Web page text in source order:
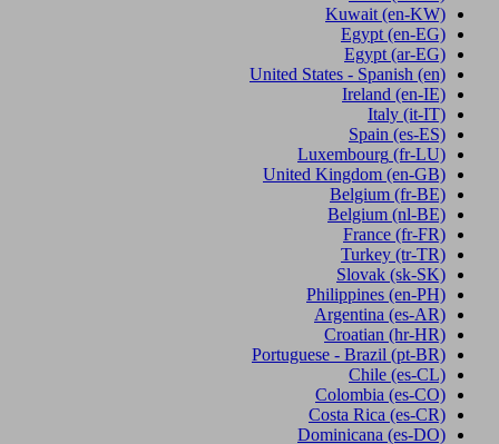
Kuwait (en-KW)
Egypt (en-EG)
Egypt (ar-EG)
United States - Spanish (en)
Ireland (en-IE)
Italy (it-IT)
Spain (es-ES)
Luxembourg (fr-LU)
United Kingdom (en-GB)
Belgium (fr-BE)
Belgium (nl-BE)
France (fr-FR)
Turkey (tr-TR)
Slovak (sk-SK)
Philippines (en-PH)
Argentina (es-AR)
Croatian (hr-HR)
Portuguese - Brazil (pt-BR)
Chile (es-CL)
Colombia (es-CO)
Costa Rica (es-CR)
Dominicana (es-DO)